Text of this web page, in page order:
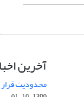
آخرین
محدودیت قرار